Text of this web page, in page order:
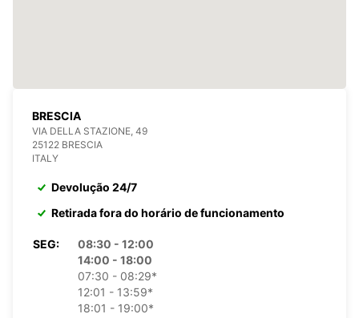
BRESCIA
VIA DELLA STAZIONE, 49
25122 BRESCIA
ITALY
Devolução 24/7
Retirada fora do horário de funcionamento
SEG:
08:30 - 12:00
14:00 - 18:00
07:30 - 08:29*
12:01 - 13:59*
18:01 - 19:00*